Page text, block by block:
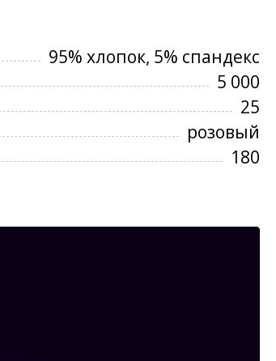
95% хлопок, 5% спандекс
5 000
25
розовый
180